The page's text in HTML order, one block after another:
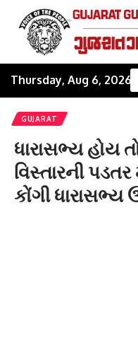
Thursday, Aug 6, 2026
GUJARAT
ધારાસભ્ય હોય
વિસ્તારની
કોંગી ધારાસભ્ય